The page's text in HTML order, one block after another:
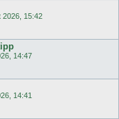
2026, 15:42
14:47
14:41